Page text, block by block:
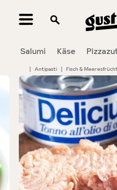
springen
Salumi Käse
| Antipasti | Fisch &
Bildergalerie